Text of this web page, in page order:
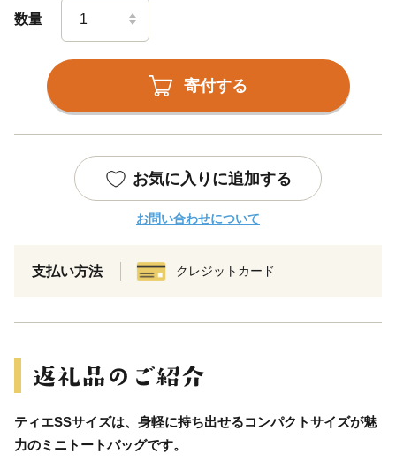
数量
寄付する
お気に入りに追加する
お問い合わせについて
支払い方法 クレジットカード
ティエSSサイズは、身軽に持ち出せるコンパクトサイズが魅
力のミニトートバッグです。